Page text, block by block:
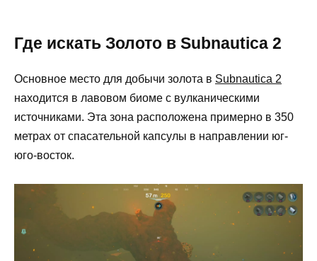
Где искать Золото в Subnautica 2
Основное место для добычи золота в Subnautica 2
находится в лавовом биоме с вулканическими
источниками. Эта зона расположена примерно в 350
метрах от спасательной капсулы в направлении юг-
юго-восток.